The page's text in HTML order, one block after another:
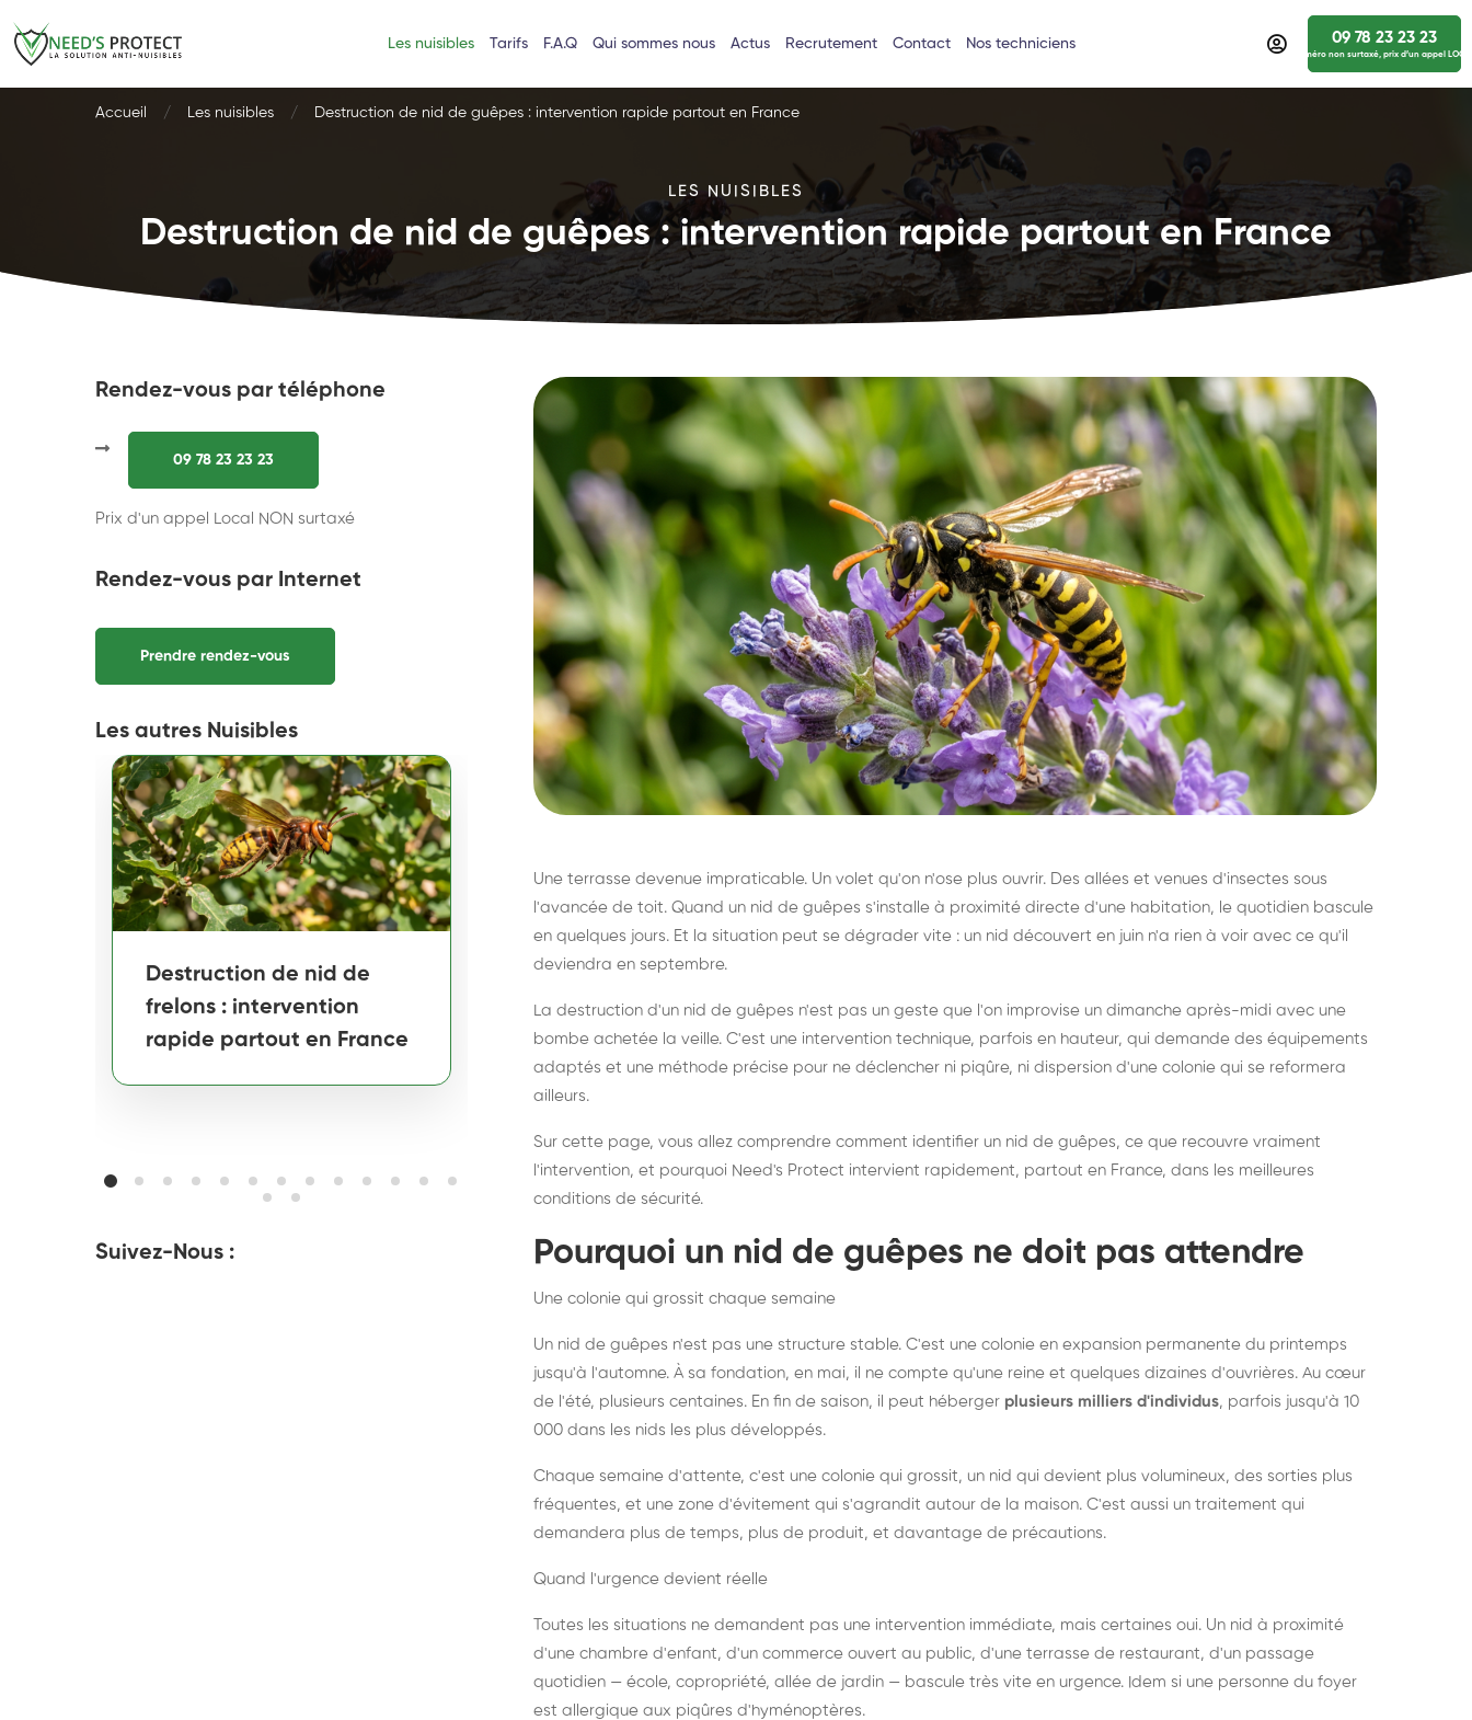
Les nuisibles Tarifs F.A.Q Qui sommes nous Actus Recrutement Contact Nos techniciens 09 78 23 23 23
numéro non surtaxé, prix d’un appel
Accueil Les nuisibles Destruction de nid de guêpes : intervention rapide partout en France
LES NUISIBLES
Destruction de nid de guêpes : intervention rapide partout en France
Rendez-vous par téléphone
09 78 23 23 23
Prix d'un appel Local NON surtaxé
Rendez-vous par Internet
Prendre rendez-vous
Les autres Nuisibles
Destruction de nid de
frelons : intervention
rapide partout en France
Destruction de nid de
frelons asiatiques :
intervention partout en
France
durablement rats et
souris, partout en France
partout
Suivez-Nous :
Une terrasse devenue impraticable. Un volet qu'on n'ose plus ouvrir. Des allées et venues d'insectes sous
l'avancée de toit. Quand un nid de guêpes s'installe à proximité directe d'une habitation, le quotidien bascule
en quelques jours. Et la situation peut se dégrader vite : un nid découvert en juin n'a rien à voir avec ce qu'il
deviendra en septembre.
La destruction d'un nid de guêpes n'est pas un geste que l'on improvise un dimanche après-midi avec une
bombe achetée la veille. C'est une intervention technique, parfois en hauteur, qui demande des équipements
adaptés et une méthode précise pour ne déclencher ni piqûre, ni dispersion d'une colonie qui se reformera
ailleurs.
Sur cette page, vous allez comprendre comment identifier un nid de guêpes, ce que recouvre vraiment
l'intervention, et pourquoi Need's Protect intervient rapidement, partout en France, dans les meilleures
conditions de sécurité.
Pourquoi un nid de guêpes ne doit pas attendre
Une colonie qui grossit chaque semaine
Un nid de guêpes n'est pas une structure stable. C'est une colonie en expansion permanente du printemps
jusqu'à l'automne. À sa fondation, en mai, il ne compte qu'une reine et quelques dizaines d'ouvrières. Au cœur
de l'été, plusieurs centaines. En fin de saison, il peut héberger plusieurs milliers d'individus, parfois jusqu'à 10
000 dans les nids les plus développés.
Chaque semaine d'attente, c'est une colonie qui grossit, un nid qui devient plus volumineux, des sorties plus
fréquentes, et une zone d'évitement qui s'agrandit autour de la maison. C'est aussi un traitement qui
demandera plus de temps, plus de produit, et davantage de précautions.
Quand l'urgence devient réelle
Toutes les situations ne demandent pas une intervention immédiate, mais certaines oui. Un nid à proximité
d'une chambre d'enfant, d'un commerce ouvert au public, d'une terrasse de restaurant, d'un passage
quotidien — école, copropriété, allée de jardin — bascule très vite en urgence. Idem si une personne du foyer
est allergique aux piqûres d'hyménoptères.